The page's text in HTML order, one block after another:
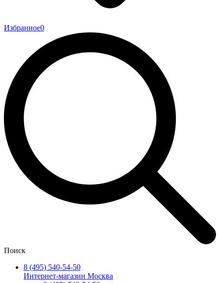
Избранное0
Поиск
8 (495) 540-54-50
Интернет-магазин Москва